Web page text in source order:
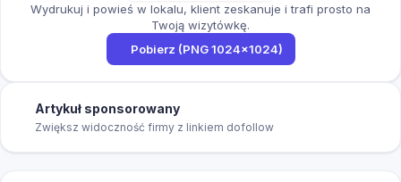
Wydrukuj i powieś w lokalu, klient zeskanuje i trafi prosto na
Twoją wizytówkę.
Pobierz (PNG 1024×1024)
Artykuł sponsorowany
Zwiększ widoczność firmy z linkiem dofollow